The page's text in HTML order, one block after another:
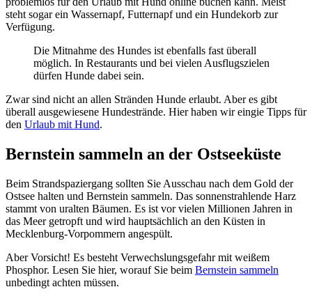
steht sogar ein Wassernapf, Futternapf und ein Hundekorb zur
Verfügung.
Die Mitnahme des Hundes ist ebenfalls fast überall
möglich. In Restaurants und bei vielen Ausflugszielen
dürfen Hunde dabei sein.
Zwar sind nicht an allen Stränden Hunde erlaubt. Aber es gibt
überall ausgewiesene Hundestrände. Hier haben wir eingie Tipps für
den Urlaub mit Hund.
Bernstein sammeln an der Ostseeküste
Beim Strandspaziergang sollten Sie Ausschau nach dem Gold der
Ostsee halten und Bernstein sammeln. Das sonnenstrahlende Harz
stammt von uralten Bäumen. Es ist vor vielen Millionen Jahren in
das Meer getropft und wird hauptsächlich an den Küsten in
Mecklenburg-Vorpommern angespült.
Aber Vorsicht! Es besteht Verwechslungsgefahr mit weißem
Phosphor. Lesen Sie hier, worauf Sie beim Bernstein sammeln
unbedingt achten müssen.